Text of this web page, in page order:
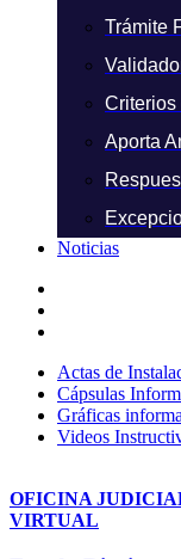
Trámite
Criterios
Aporta
Noticias
Actas de
Cápsulas
Gráficas
Videos
OFICINA
VIRTUAL